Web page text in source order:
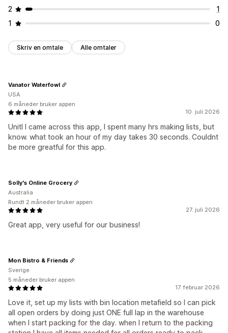
2
1
1
0
Skriv en omtale Alle omtaler
10. juli 2026
Unitl I came across this app, I spent many hrs making lists, but
know. what took an hour of my day takes 30 seconds. Couldnt
be more greatful for this app.
Vanator Waterfowl
USA
6 måneder bruker appen
27. juli 2026
Great app, very useful for our business!
Solly's Online Grocery
Australia
Rundt 2 måneder bruker appen
17. februar 2026
Love it, set up my lists with bin location metafield so I can pick
all open orders by doing just ONE full lap in the warehouse
when I start packing for the day. when I return to the packing
Mon Bistro & Friends
Sverige
5 måneder bruker appen